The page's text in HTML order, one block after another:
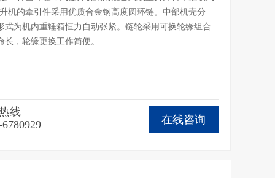
机的牵引件采用优质合金钢高度圆环链。中部机壳分
式为机内重锤箱恒力自动张紧。链轮采用可换轮缘组合
长，轮缘更换工作简便。
在线咨询
线